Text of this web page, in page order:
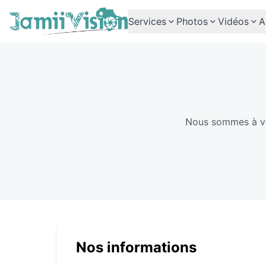
Services Photos Vidéos
Nous sommes à
Nos informations